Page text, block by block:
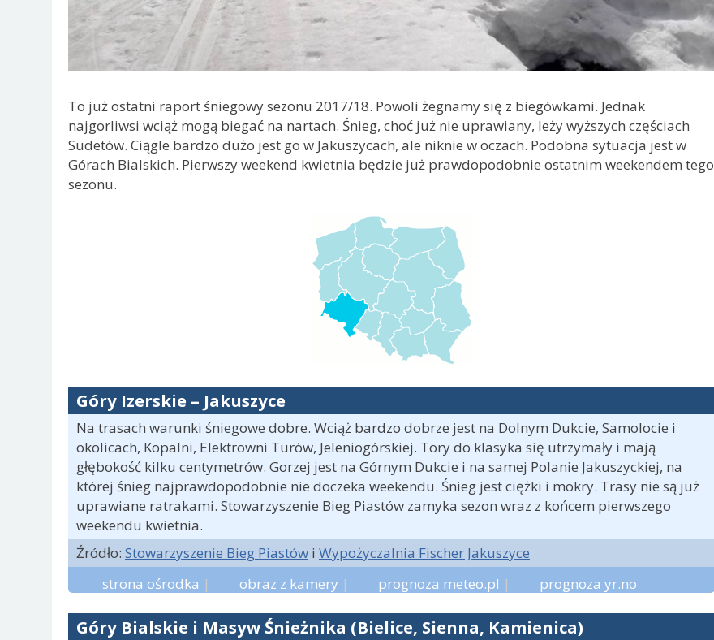
To już ostatni raport śniegowy sezonu 2017/18. Powoli żegnamy się z biegówkami. Jednak
najgorliwsi wciąż mogą biegać na nartach. Śnieg, choć już nie uprawiany, leży wyższych częściach
Sudetów. Ciągle bardzo dużo jest go w Jakuszycach, ale niknie w oczach. Podobna sytuacja jest w
Górach Bialskich. Pierwszy weekend kwietnia będzie już prawdopodobnie ostatnim weekendem tego
sezonu.
Góry Izerskie – Jakuszyce
Na trasach warunki śniegowe dobre. Wciąż bardzo dobrze jest na Dolnym Dukcie, Samolocie i
okolicach, Kopalni, Elektrowni Turów, Jeleniogórskiej. Tory do klasyka się utrzymały i mają
głębokość kilku centymetrów. Gorzej jest na Górnym Dukcie i na samej Polanie Jakuszyckiej, na
której śnieg najprawdopodobnie nie doczeka weekendu. Śnieg jest ciężki i mokry. Trasy nie są już
uprawiane ratrakami. Stowarzyszenie Bieg Piastów zamyka sezon wraz z końcem pierwszego
weekendu kwietnia.
Źródło: Stowarzyszenie Bieg Piastów i Wypożyczalnia Fischer Jakuszyce
strona ośrodka | obraz z kamery | prognoza meteo.pl | prognoza yr.no
Góry Bialskie i Masyw Śnieżnika (Bielice, Sienna, Kamienica)